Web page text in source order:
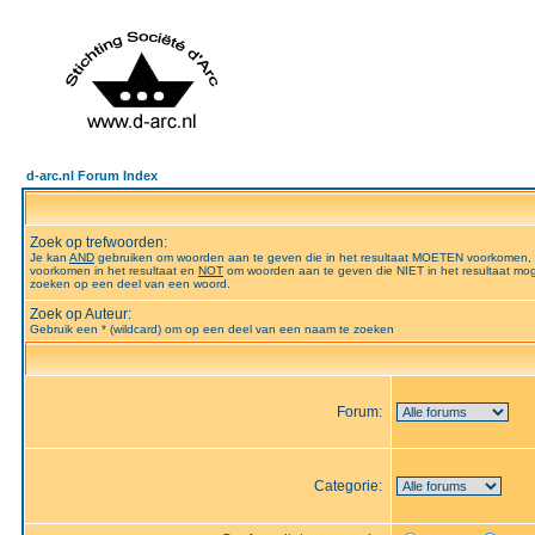
d-arc.nl Forum Index
Zoek op trefwoorden:
Je kan AND gebruiken om woorden aan te geven die in het resultaat MOETEN voorkomen,
voorkomen in het resultaat en NOT om woorden aan te geven die NIET in het resultaat
zoeken op een deel van een woord.
Zoek op Auteur:
Gebruik een * (wildcard) om op een deel van een naam te zoeken
Forum:
Categorie: